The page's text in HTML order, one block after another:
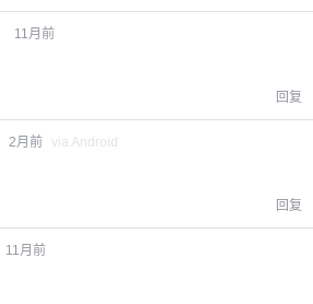
11月前
回复
2月前 via Android
回复
11月前